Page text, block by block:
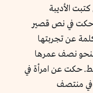
الأديبة
حكت في نص قصير
يصل إلى 4 آلاف كلمة عن تجربتها
نصف عمرها
حكت عن امرأة في
منتصف